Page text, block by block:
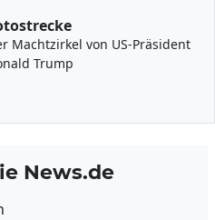
Machtzirkel von US-Präsident
Trump
News.de